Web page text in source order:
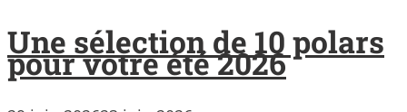
Une sélection de 10 polars
pour votre été 2026